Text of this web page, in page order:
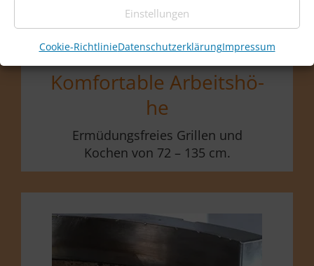
Einstellungen
Cookie-RichtlinieDatenschutzerklärungImpressum
Kom­forta­ble Ar­beits­hö­
he
Ermüdungsfreies Grillen und
Kochen von 72 – 135 cm.